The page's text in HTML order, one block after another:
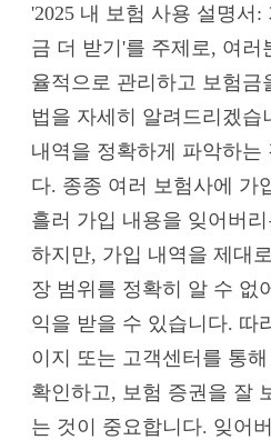
'2025 내 보험 사용 설명서:
금 더 받기'를 주제로, 여러
율적으로 관리하고 보험금
법을 자세히 알려드리겠습
내역을 정확하게 파악하는
다. 종종 여러 보험사에 가
흘러 가입 내용을 잊어버
하지만, 가입 내역을 제대
장 범위를 정확히 알 수 없
익을 받을 수 있습니다. 따
이지 또는 고객센터를 통
확인하고, 보험 증권을 잘
는 것이 중요합니다. 잊어